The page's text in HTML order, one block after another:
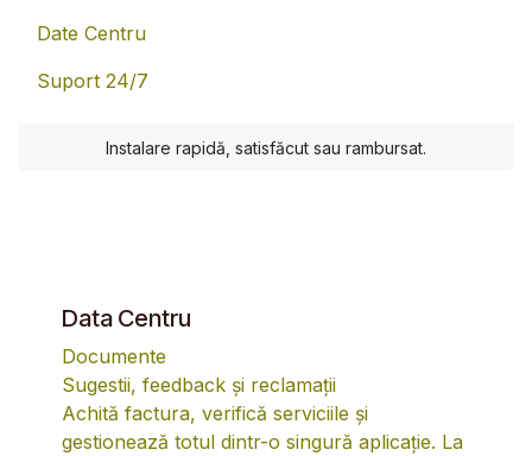
Date Centru
Suport 24/7
Instalare rapidă, satisfăcut sau rambursat.
Data Centru
Documente
Sugestii, feedback și reclamații
Achită factura, verifică serviciile și
gestionează totul dintr-o singură aplicație. La